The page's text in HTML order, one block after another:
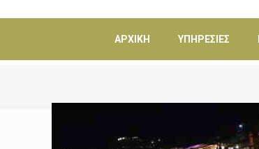
ΑΡΧΙΚΉ ΥΠΗΡΕΣΊΕΣ